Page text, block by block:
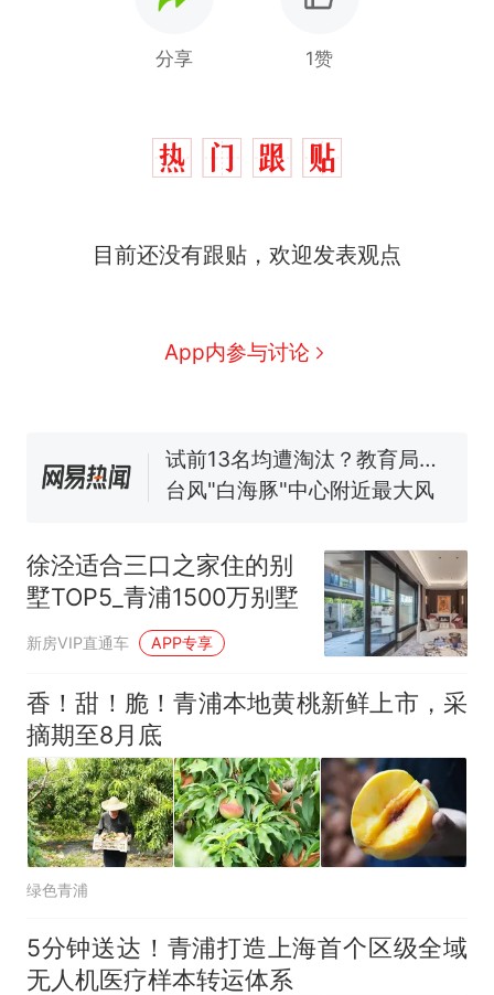
分享 1赞
目前还没有跟贴，欢迎发表观点
App内参与讨论
热
那个在床头放菜刀的女孩，
号，仅凭视频评出？中国烹饪
来源：参考消息）
笔试第一被第二名传话劝弃考
已叫停招聘，成立调查组全面
核查
台风"白海豚"中心附近最大风
力已达15级 最新研判
因老师一句“跟我回家”改写了
人生
徐泾适合三口之家住的别
墅TOP5_青浦1500万别墅
新房VIP直通车 APP专享
香！甜！脆！青浦本地黄桃新鲜上市，采
摘期至8月底
绿色青浦
5分钟送达！青浦打造上海首个区级全域
无人机医疗样本转运体系